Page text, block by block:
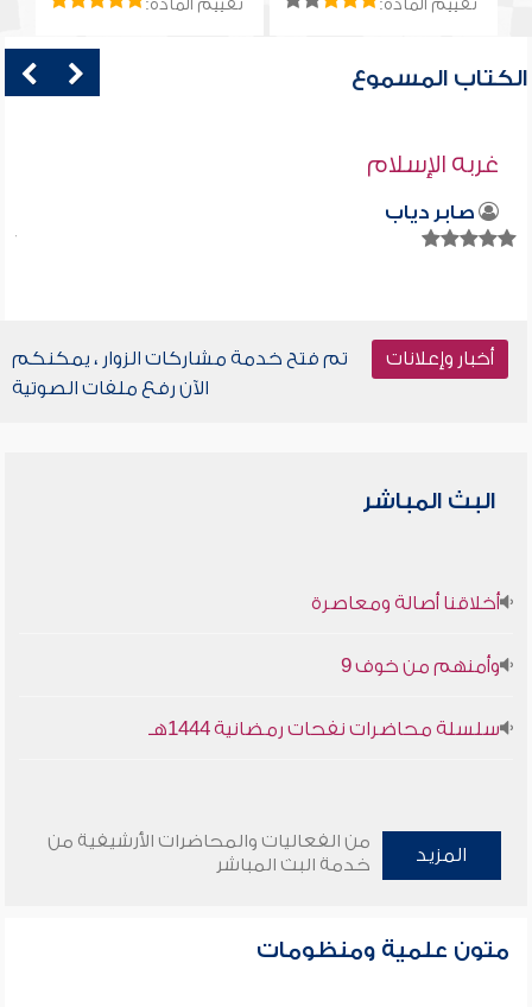
تقييم المادة: تقييم المادة:
الكتاب المسموع
غربه الإسلام
صابر دياب
أخبار وإعلانات
تم فتح خدمة مشاركات الزوار ، يمكنكم
الآن رفع ملفات الصوتية
البث المباشر
أخلاقنا أصالة ومعاصرة
وأمنهم من خوف 9
سلسلة محاضرات نفحات رمضانية 1444هـ
المزيد
من الفعاليات والمحاضرات الأرشيفية من
خدمة البث المباشر
متون علمية ومنظومات